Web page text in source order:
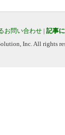
お問い合わせ | 記事
Inc. All rights